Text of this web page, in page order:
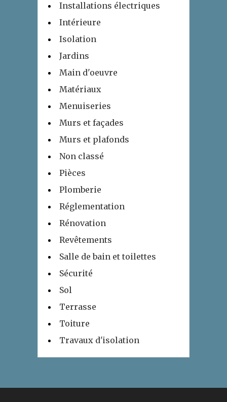
Installations électriques
Intérieure
Isolation
Jardins
Main d'oeuvre
Matériaux
Menuiseries
Murs et façades
Murs et plafonds
Non classé
Pièces
Plomberie
Réglementation
Rénovation
Revêtements
Salle de bain et toilettes
Sécurité
Sol
Terrasse
Toiture
Travaux d'isolation